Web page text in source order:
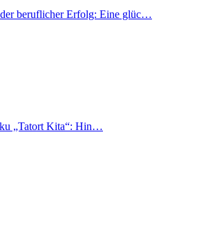
beruflicher Erfolg: Eine glüc…
„Tatort Kita“: Hin…